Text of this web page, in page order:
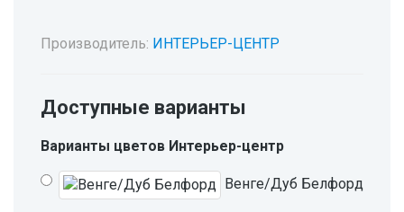
Производитель: ИНТЕРЬЕР-ЦЕНТР
Доступные варианты
Варианты цветов Интерьер-центр
Венге/Дуб Белфорд